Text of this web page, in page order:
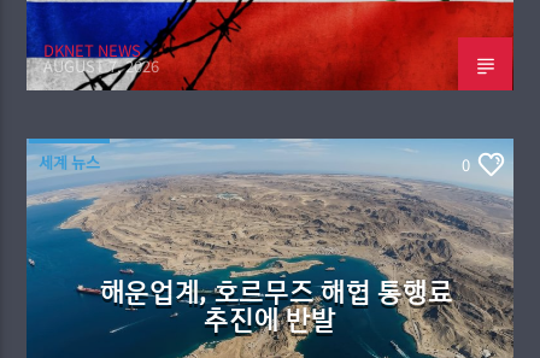
DKNET NEWS
AUGUST 7, 2026
세계 뉴스 0
해운업계, 호르무즈 해협 통행료
추진에 반발